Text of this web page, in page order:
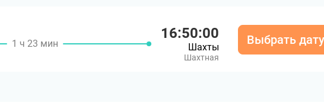
1 ч 23 мин
16:50:00
Шахты
Шахтная
Выбрать дату